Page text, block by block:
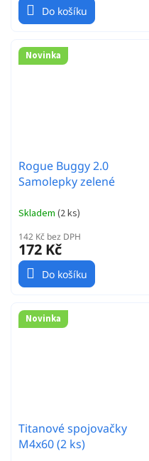
Do košíku
Novinka
Rogue Buggy 2.0
Samolepky zelené
Skladem (2 ks)
142 Kč bez DPH
172 Kč
Do košíku
Novinka
Titanové spojovačky
M4x60 (2 ks)